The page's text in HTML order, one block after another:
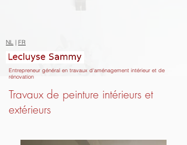
NL | FR
Travaux de peinture intérieurs et
extérieurs
Entrepreneur général en travaux d'aménagement intérieur et de
rénovation